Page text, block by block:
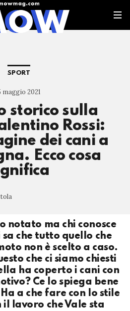
SPORT
maggio 2021
storico sulla
Rossi:
dei cani a
Ecco cosa
notato ma chi conosce
sa che tutto quello che
non è scelto a caso.
che ci siamo chiesti
ha coperto i cani con
Ce lo spiega bene
a che fare con lo stile
il lavoro che Vale sta